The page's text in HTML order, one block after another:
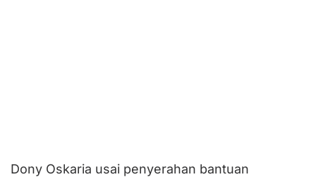
Dony Oskaria usai penyerahan bantuan